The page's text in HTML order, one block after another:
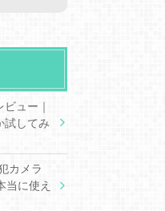
ュー｜
試してみ
カメラ
当に使え